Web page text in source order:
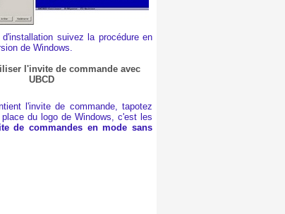
suivez la procédure en
de Windows.
l'invite de commande avec
UBCD
l'invite de commande, tapotez
du logo de Windows, c'est les
de commandes en mode sans